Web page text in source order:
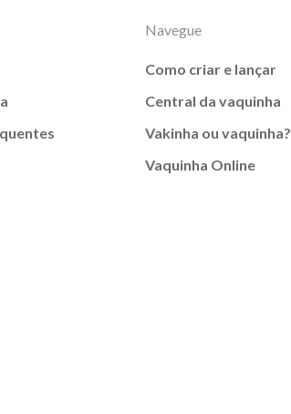
Navegue
Como criar e lançar
Central da vaquinha
Vakinha ou vaquinha?
Vaquinha Online